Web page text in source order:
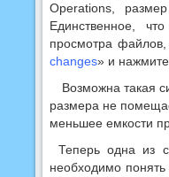
Operations, размер
Единственное,
просмотра
changes» и нажмите
Возможна такая
размера не
меньшее емкости
Теперь одна из
необходимо